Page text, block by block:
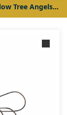
Tree Angels